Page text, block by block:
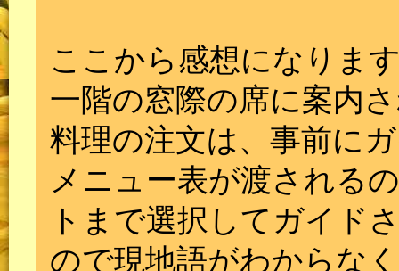
ここから感想になりま
一階の窓際の席に案内
料理の注文は、事前に
メニュー表が渡される
トまで選択してガイド
ので現地語がわからな